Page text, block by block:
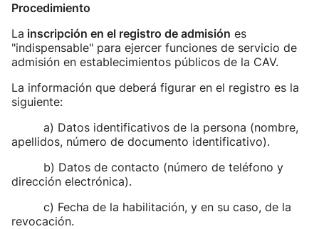
Procedimiento
La inscripción en el registro de admisión es
"indispensable" para ejercer funciones de servicio de
admisión en establecimientos públicos de la CAV.
La información que deberá figurar en el registro es la
siguiente:
a) Datos identificativos de la persona (nombre,
apellidos, número de documento identificativo).
b) Datos de contacto (número de teléfono y
dirección electrónica).
c) Fecha de la habilitación, y en su caso, de la
revocación.